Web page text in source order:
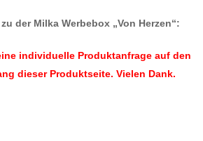
der Milka Werbebox „Von Herzen“:
individuelle Produktanfrage auf den
dieser Produktseite. Vielen Dank.